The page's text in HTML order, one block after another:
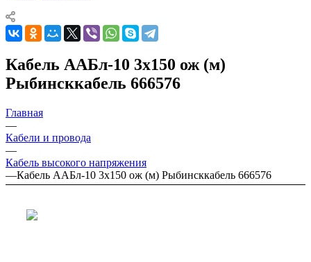
Кабель ААБл-10 3х150 ож (м)
Рыбинсккабель 666576
Главная
—
Кабели и провода
—
Кабель высокого напряжения
—Кабель ААБл-10 3х150 ож (м) Рыбинсккабель 666576